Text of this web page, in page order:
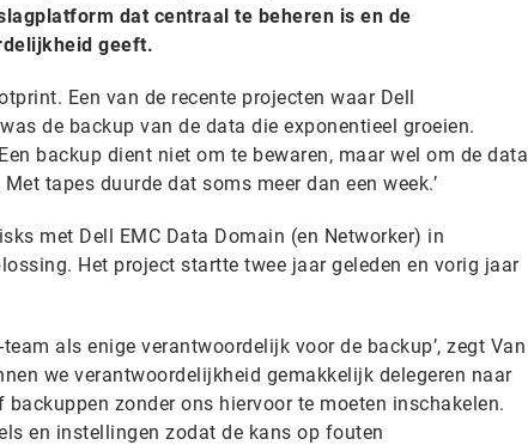
dat centraal te beheren is en de
geeft.
Een van de recente projecten waar Dell
de backup van de data die exponentieel groeien.
backup dient niet om te bewaren, maar wel om de data
tapes duurde dat soms meer dan een week.’
met Dell EMC Data Domain (en Networker) in
Het project startte twee jaar geleden en vorig jaar
als enige verantwoordelijk voor de backup’, zegt Van
we verantwoordelijkheid gemakkelijk delegeren naar
zonder ons hiervoor te moeten inschakelen.
en instellingen zodat de kans op fouten